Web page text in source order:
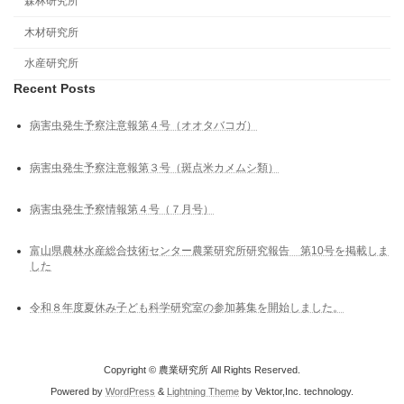
木材研究所
水産研究所
Recent Posts
病害虫発生予察注意報第４号（オオタバコガ）
病害虫発生予察注意報第３号（斑点米カメムシ類）
病害虫発生予察情報第４号（７月号）
富山県農林水産総合技術センター農業研究所研究報告 第10号を掲載しま
した
令和８年度夏休み子ども科学研究室の参加募集を開始しました。
Copyright © 農業研究所 All Rights Reserved.
Powered by WordPress & Lightning Theme by Vektor,Inc. technology.